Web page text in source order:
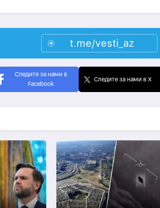
t.me/vesti_az
Следите за нами в
Facebook
Следите за нами в X